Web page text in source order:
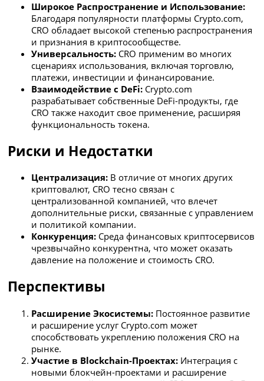
Широкое Распространение и Использование:
Благодаря популярности платформы Crypto.com,
CRO обладает высокой степенью распространения
и признания в криптосообществе.
Универсальность: CRO применим во многих
сценариях использования, включая торговлю,
платежи, инвестиции и финансирование.
Взаимодействие с DeFi: Crypto.com
разрабатывает собственные DeFi-продукты, где
CRO также находит свое применение, расширяя
функциональность токена.
Риски и Недостатки
Централизация: В отличие от многих других
криптовалют, CRO тесно связан с
централизованной компанией, что влечет
дополнительные риски, связанные с управлением
и политикой компании.
Конкуренция: Среда финансовых криптосервисов
чрезвычайно конкурентна, что может оказать
давление на положение и стоимость CRO.
Перспективы
Расширение Экосистемы: Постоянное развитие
и расширение услуг Crypto.com может
способствовать укреплению положения CRO на
рынке.
Участие в Blockchain-Проектах: Интеграция с
новыми блокчейн-проектами и расширение